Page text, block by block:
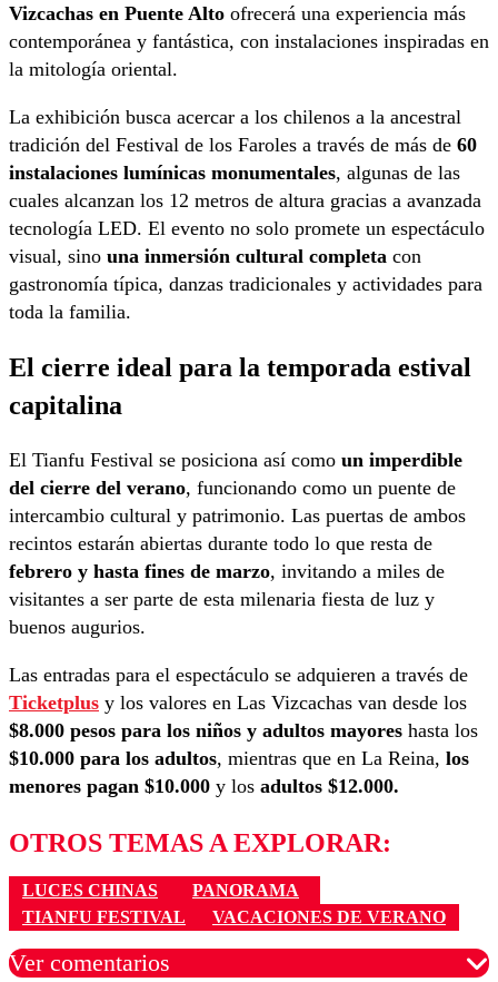
Vizcachas en Puente Alto ofrecerá una experiencia más
contemporánea y fantástica, con instalaciones inspiradas en
la mitología oriental.
La exhibición busca acercar a los chilenos a la ancestral
tradición del Festival de los Faroles a través de más de 60
instalaciones lumínicas monumentales, algunas de las
cuales alcanzan los 12 metros de altura gracias a avanzada
tecnología LED. El evento no solo promete un espectáculo
visual, sino una inmersión cultural completa con
gastronomía típica, danzas tradicionales y actividades para
toda la familia.
El cierre ideal para la temporada estival
capitalina
El Tianfu Festival se posiciona así como un imperdible
del cierre del verano, funcionando como un puente de
intercambio cultural y patrimonio. Las puertas de ambos
recintos estarán abiertas durante todo lo que resta de
febrero y hasta fines de marzo, invitando a miles de
visitantes a ser parte de esta milenaria fiesta de luz y
buenos augurios.
Las entradas para el espectáculo se adquieren a través de
Ticketplus y los valores en Las Vizcachas van desde los
$8.000 pesos para los niños y adultos mayores hasta los
$10.000 para los adultos, mientras que en La Reina, los
menores pagan $10.000 y los adultos $12.000.
OTROS TEMAS A EXPLORAR:
LUCES CHINAS
PANORAMA
TIANFU FESTIVAL
VACACIONES DE VERANO
Ver comentarios